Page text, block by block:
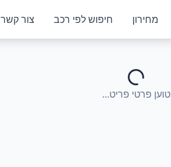
מחירון חיפוש לפי רכב צור קשר
טוען פרטי פריט...